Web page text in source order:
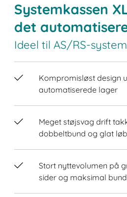
Systemkassen
det
Ideel til AS/RS-
Kompromisløst design
automatiserede lager
Meget støjsvag drift
dobbeltbund og glat
Stort nyttevolumen på
sider og maksimal